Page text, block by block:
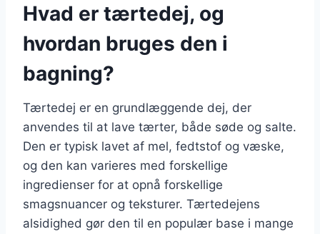
Hvad er tærtedej, og
hvordan bruges den i
bagning?
Tærtedej er en grundlæggende dej, der
anvendes til at lave tærter, både søde og salte.
Den er typisk lavet af mel, fedtstof og væske,
og den kan varieres med forskellige
ingredienser for at opnå forskellige
smagsnuancer og teksturer. Tærtedejens
alsidighed gør den til en populær base i mange